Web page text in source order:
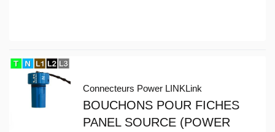
Connecteurs Power LINKLink
BOUCHONS POUR FICHES
PANEL SOURCE (POWER